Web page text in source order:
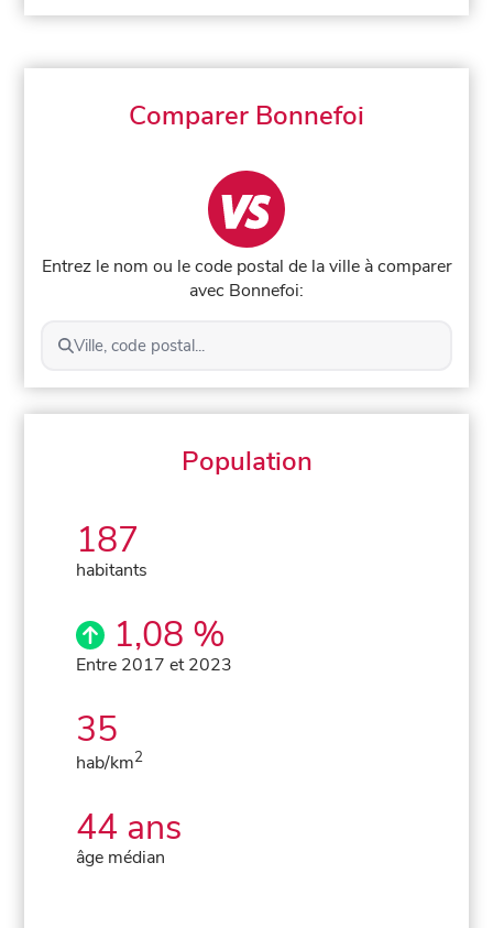
Comparer Bonnefoi
Entrez le nom ou le code postal de la ville à comparer
avec Bonnefoi:
Ville, code postal...
Population
187
habitants
1,08 %
Entre 2017 et 2023
35
hab/km2
44 ans
âge médian